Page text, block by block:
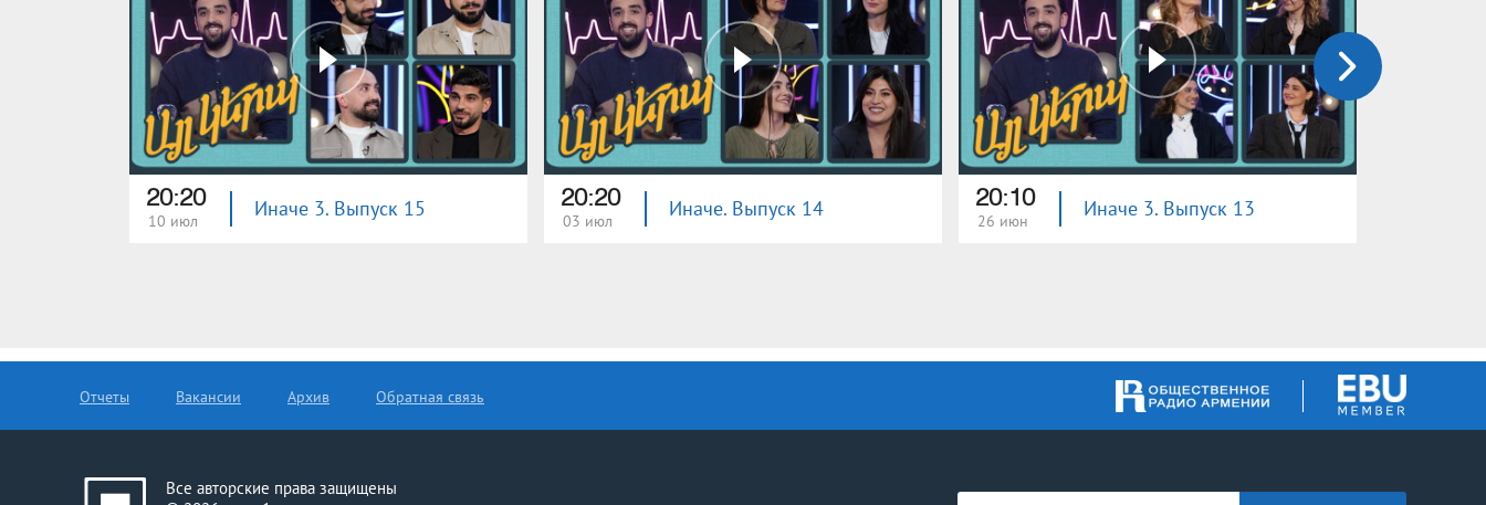
20:20
10 июл Иначе 3. Выпуск 15 20:20
03 июл Иначе. Выпуск 14 20:10
26 июн Иначе 3. Выпуск 13
Отчеты Вакансии Архив Обратная связь
Все авторские права защищены